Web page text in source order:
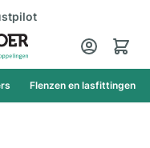
Cart
Flenzen en lasfittingen